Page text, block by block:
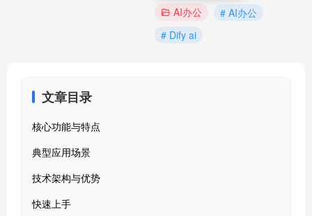
AI办公
# AI办公
# Dify ai
文章目录
核心功能与特点
典型应用场景
技术架构与优势
快速上手